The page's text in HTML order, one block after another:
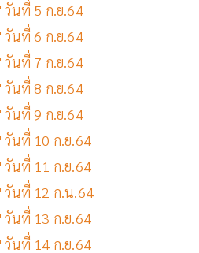
วันที่ 5 ก.ย.64
วันที่ 6 ก.ย.64
วันที่ 7 ก.ย.64
วันที่ 8 ก.ย.64
วันที่ 9 ก.ย.64
วันที่ 10 ก.ย.64
วันที่ 11 ก.ย.64
วันที่ 12 ก.น.64
วันที่ 13 ก.ย.64
วันที่ 14 ก.ย.64